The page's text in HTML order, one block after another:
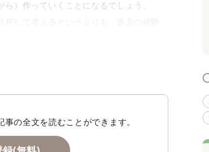
）作っていくことになるでしょう。
の全文を読むことができます。